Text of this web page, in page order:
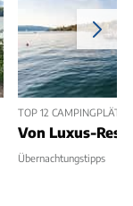
TOP 12
Von Luxus-
Übernachtungstipps